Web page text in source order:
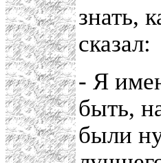
знать,
сказал:
- Я
быть,
были